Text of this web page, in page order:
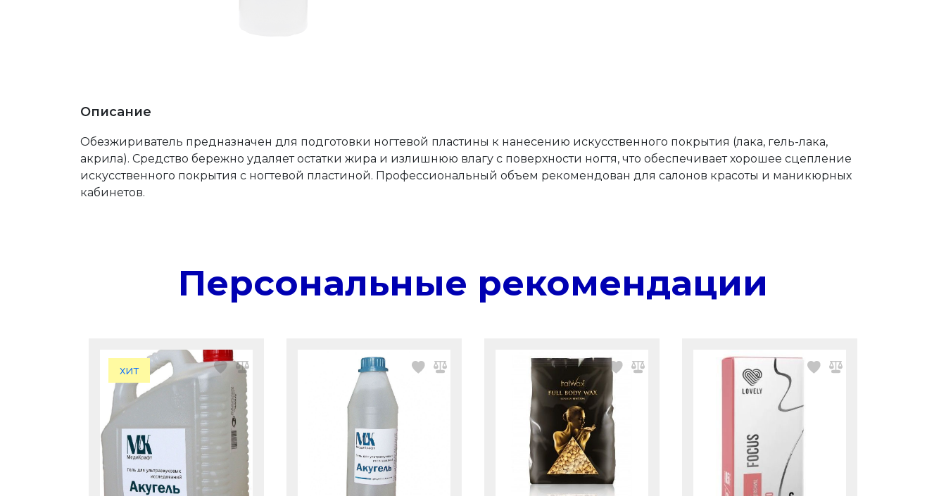
Описание
Обезжириватель предназначен для подготовки ногтевой пластины к нанесению искусственного покрытия (лака, гель-лака,
акрила). Средство бережно удаляет остатки жира и излишнюю влагу с поверхности ногтя, что обеспечивает хорошее сцепление
искусственного покрытия с ногтевой пластиной. Профессиональный объем рекомендован для салонов красоты и маникюрных
кабинетов.
Персональные рекомендации
хит